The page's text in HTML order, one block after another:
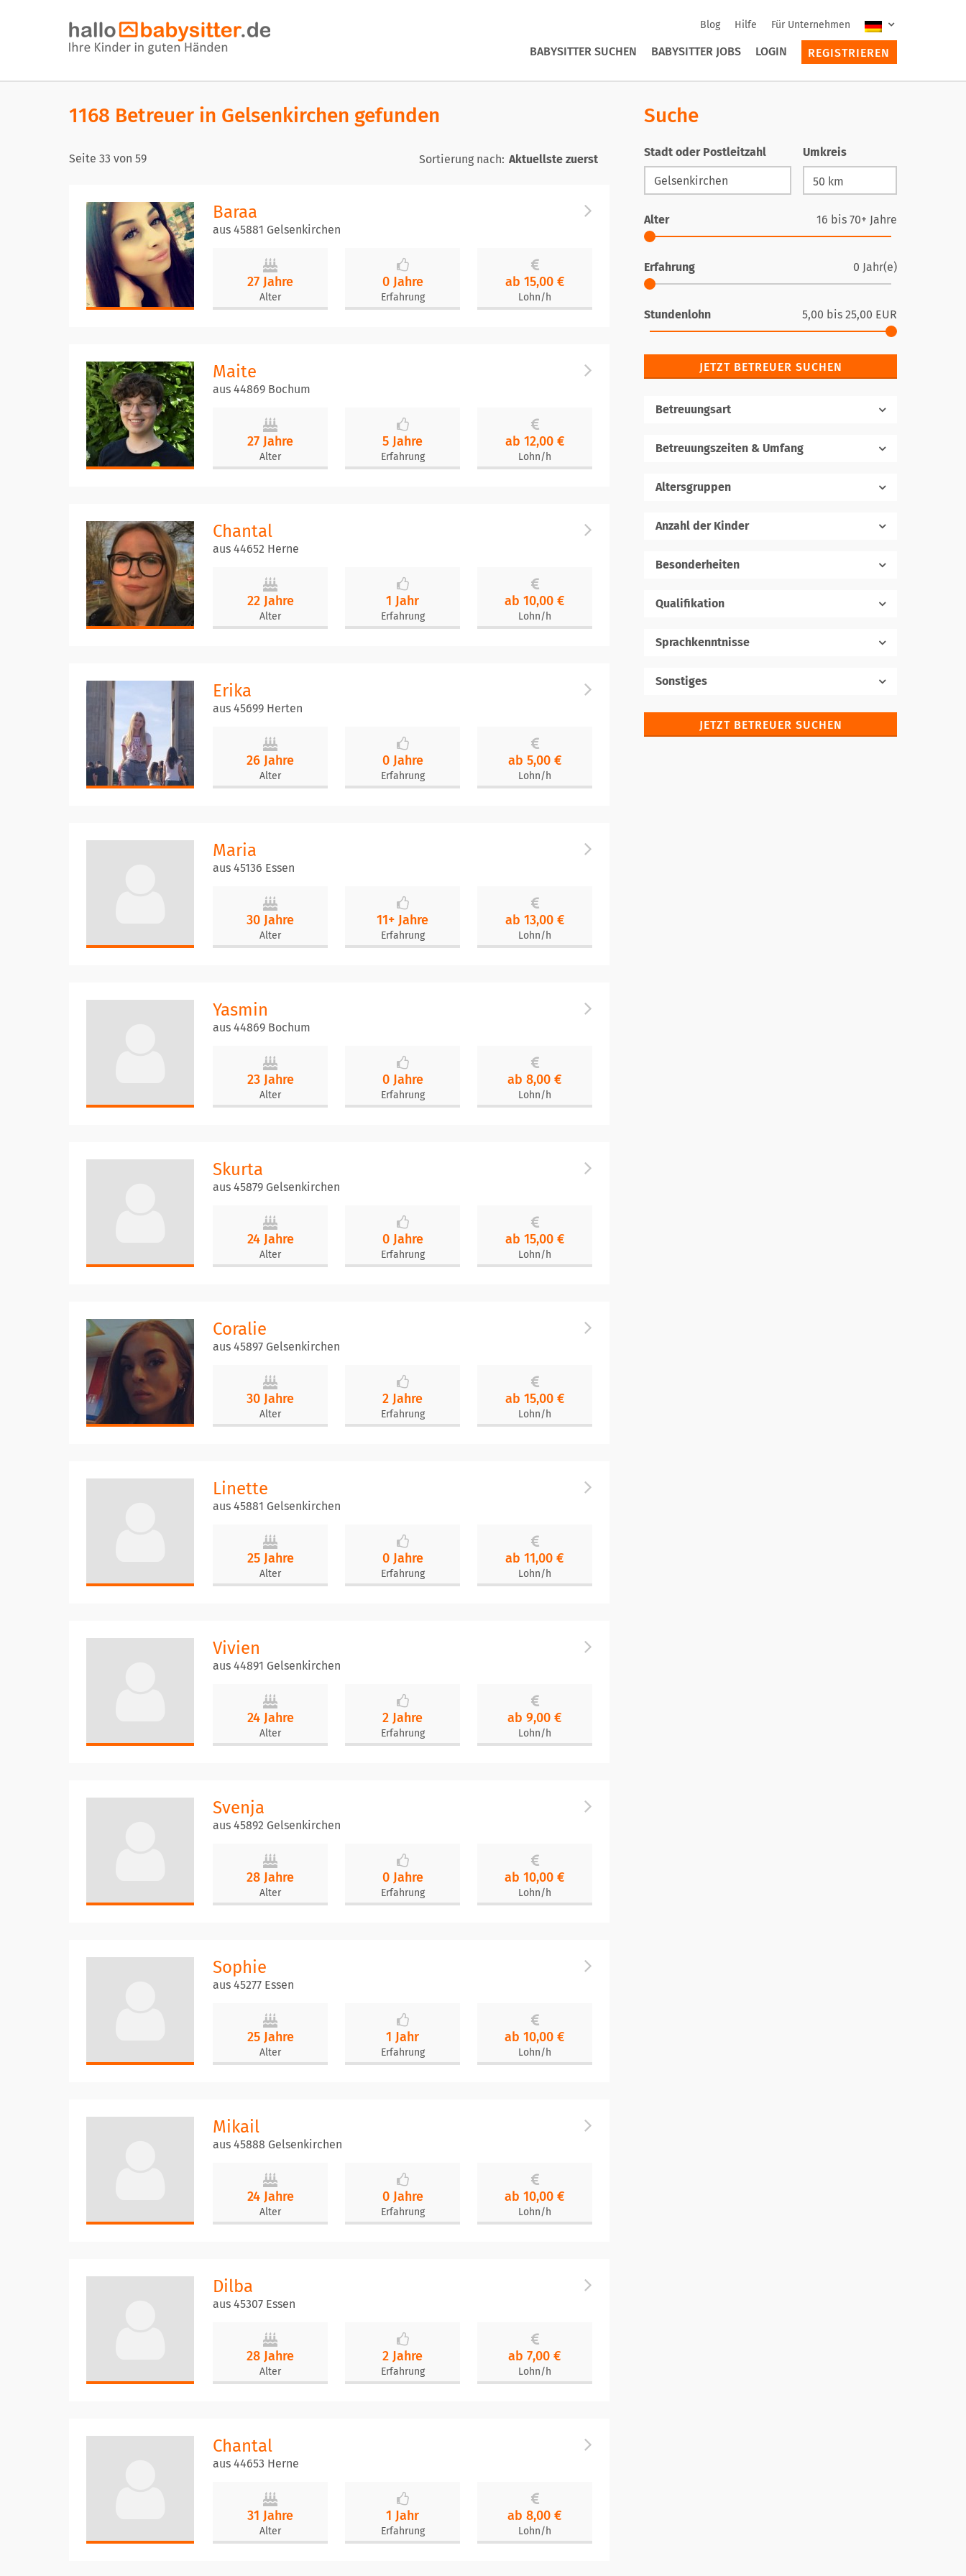
Blog Hilfe Für Unternehmen
BABYSITTER SUCHEN BABYSITTER JOBS LOGIN REGISTRIEREN
1168 Betreuer in Gelsenkirchen gefunden
Seite 33 von 59 Sortierung nach:
Baraa
aus 45881 Gelsenkirchen
27 Jahre
Alter
0 Jahre
Erfahrung
ab 15,00 €
Lohn/h
Maite
aus 44869 Bochum
27 Jahre
Alter
5 Jahre
Erfahrung
ab 12,00 €
Lohn/h
Chantal
aus 44652 Herne
22 Jahre
Alter
1 Jahr
Erfahrung
ab 10,00 €
Lohn/h
Erika
aus 45699 Herten
26 Jahre
Alter
0 Jahre
Erfahrung
ab 5,00 €
Lohn/h
Maria
aus 45136 Essen
30 Jahre
Alter
11+ Jahre
Erfahrung
ab 13,00 €
Lohn/h
Yasmin
aus 44869 Bochum
23 Jahre
Alter
0 Jahre
Erfahrung
ab 8,00 €
Lohn/h
Skurta
aus 45879 Gelsenkirchen
24 Jahre
Alter
0 Jahre
Erfahrung
ab 15,00 €
Lohn/h
Coralie
aus 45897 Gelsenkirchen
30 Jahre
Alter
2 Jahre
Erfahrung
ab 15,00 €
Lohn/h
Linette
aus 45881 Gelsenkirchen
25 Jahre
Alter
0 Jahre
Erfahrung
ab 11,00 €
Lohn/h
Vivien
aus 44891 Gelsenkirchen
24 Jahre
Alter
2 Jahre
Erfahrung
ab 9,00 €
Lohn/h
Svenja
aus 45892 Gelsenkirchen
28 Jahre
Alter
0 Jahre
Erfahrung
ab 10,00 €
Lohn/h
Sophie
aus 45277 Essen
25 Jahre
Alter
1 Jahr
Erfahrung
ab 10,00 €
Lohn/h
Mikail
aus 45888 Gelsenkirchen
24 Jahre
Alter
0 Jahre
Erfahrung
ab 10,00 €
Lohn/h
Dilba
aus 45307 Essen
28 Jahre
Alter
2 Jahre
Erfahrung
ab 7,00 €
Lohn/h
Chantal
aus 44653 Herne
31 Jahre
Alter
1 Jahr
Erfahrung
ab 8,00 €
Lohn/h
Suche
Stadt oder Postleitzahl Umkreis
Alter 16 bis 70+ Jahre
Erfahrung 0 Jahr(e)
Stundenlohn 5,00 bis 25,00 EUR
JETZT BETREUER SUCHEN
Betreuungsart
Betreuungszeiten & Umfang
Altersgruppen
Anzahl der Kinder
Besonderheiten
Qualifikation
Sprachkenntnisse
Fremdsprachen
Sonstiges
JETZT BETREUER SUCHEN